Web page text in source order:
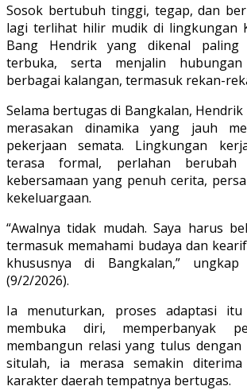
Sosok bertubuh tinggi, tegap, dan
lagi terlihat hilir mudik di lingkungan
Bang Hendrik yang dikenal paling
terbuka, serta menjalin
berbagai kalangan, termasuk rekan-
Selama bertugas di Bangkalan,
merasakan dinamika yang jauh
pekerjaan semata. Lingkungan
terasa formal, perlahan berubah
kebersamaan yang penuh cerita,
kekeluargaan.
“Awalnya tidak mudah. Saya harus
termasuk memahami budaya dan
khususnya di Bangkalan,”
(9/2/2026).
Ia menuturkan, proses adaptasi itu
membuka diri, memperbanyak
membangun relasi yang tulus dengan
situlah, ia merasa semakin diterima
karakter daerah tempatnya bertugas.